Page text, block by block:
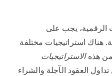
الرقمية، يجب على
هناك استراتيجيات مختلفة
هذهالاستراتيجيات
العقود الآجلة والشراء